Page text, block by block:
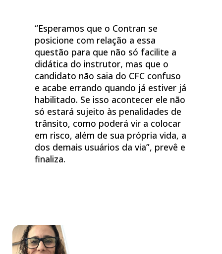
“Esperamos que o Contran se
posicione com relação a essa
questão para que não só facilite a
didática do instrutor, mas que o
candidato não saia do CFC confuso
e acabe errando quando já estiver já
habilitado. Se isso acontecer ele não
só estará sujeito às penalidades de
trânsito, como poderá vir a colocar
em risco, além de sua própria vida, a
dos demais usuários da via”, prevê e
finaliza.